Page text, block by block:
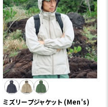
ミズリープジャケット (Men's)